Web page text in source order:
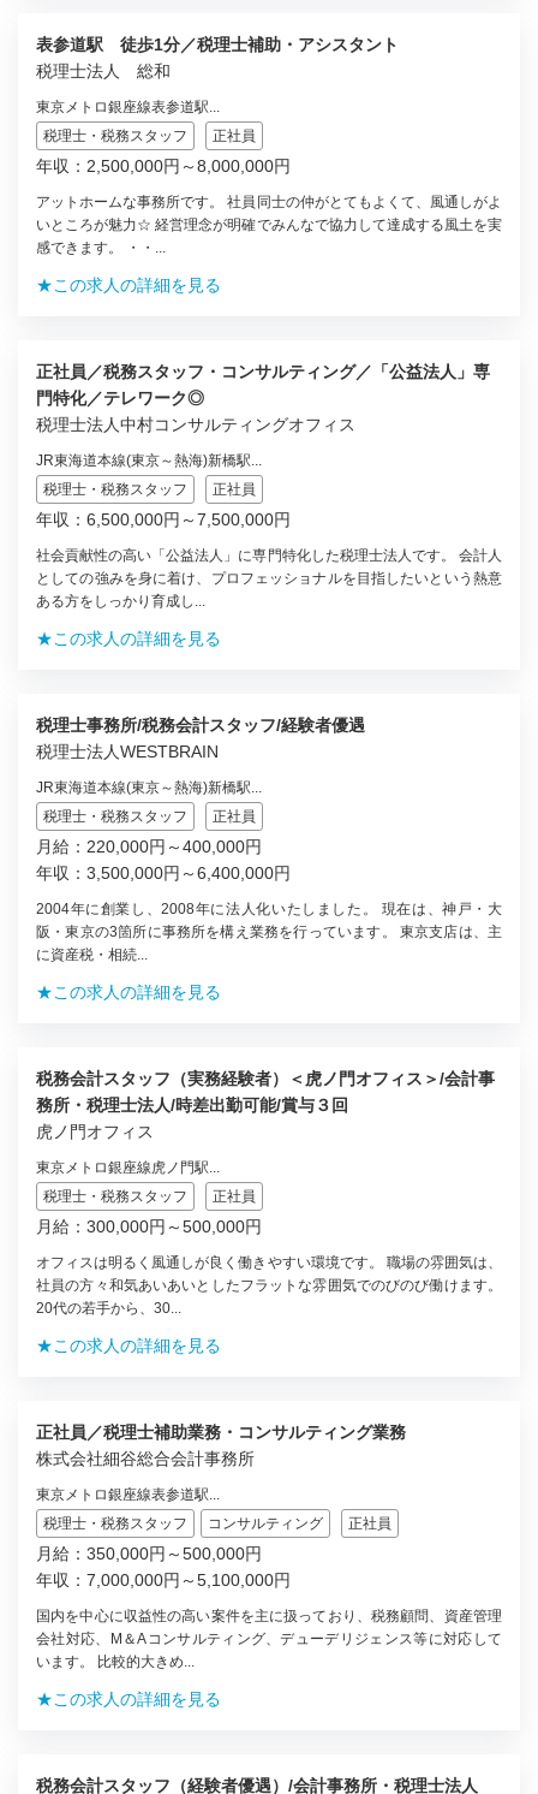
表参道駅 徒歩1分／税理士補助・アシスタント
税理士法人 総和
東京メトロ銀座線表参道駅...
税理士・税務スタッフ
正社員
年収：2,500,000円～8,000,000円
アットホームな事務所です。 社員同士の仲がとてもよくて、風通しがよ
いところが魅力☆ 経営理念が明確でみんなで協力して達成する風土を実
感できます。 ・・...
★この求人の詳細を見る
正社員／税務スタッフ・コンサルティング／「公益法人」専
門特化／テレワーク◎
税理士法人中村コンサルティングオフィス
JR東海道本線(東京～熱海)新橋駅...
税理士・税務スタッフ
正社員
年収：6,500,000円～7,500,000円
社会貢献性の高い「公益法人」に専門特化した税理士法人です。 会計人
としての強みを身に着け、プロフェッショナルを目指したいという熱意
ある方をしっかり育成し...
★この求人の詳細を見る
税理士事務所/税務会計スタッフ/経験者優遇
税理士法人WESTBRAIN
JR東海道本線(東京～熱海)新橋駅...
税理士・税務スタッフ
正社員
月給：220,000円～400,000円
年収：3,500,000円～6,400,000円
2004年に創業し、2008年に法人化いたしました。 現在は、神戸・大
阪・東京の3箇所に事務所を構え業務を行っています。 東京支店は、主
に資産税・相続...
★この求人の詳細を見る
税務会計スタッフ（実務経験者）＜虎ノ門オフィス＞/会計事
務所・税理士法人/時差出勤可能/賞与３回
虎ノ門オフィス
東京メトロ銀座線虎ノ門駅...
税理士・税務スタッフ
正社員
月給：300,000円～500,000円
オフィスは明るく風通しが良く働きやすい環境です。 職場の雰囲気は、
社員の方々和気あいあいとしたフラットな雰囲気でのびのび働けます。
20代の若手から、30...
★この求人の詳細を見る
正社員／税理士補助業務・コンサルティング業務
株式会社細谷総合会計事務所
東京メトロ銀座線表参道駅...
税理士・税務スタッフ
コンサルティング 正社員
月給：350,000円～500,000円
年収：7,000,000円～5,100,000円
国内を中心に収益性の高い案件を主に扱っており、税務顧問、資産管理
会社対応、M＆Aコンサルティング、デューデリジェンス等に対応して
います。 比較的大きめ...
★この求人の詳細を見る
税務会計スタッフ（経験者優遇）/会計事務所・税理士法人